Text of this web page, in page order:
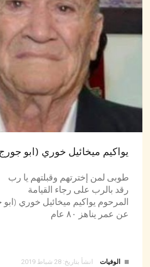
يواكيم ميخائيل خوري (ابو
طوبى لمن إخترتهم وقبلتهم يا رب
رقد بالرب على رجاء القيامة
المرحوم يواكيم ميخائيل خوري
عن عمر يناهز ٨٠ عام
الوفيات انشأ بتاريخ: 28 شباط 2019